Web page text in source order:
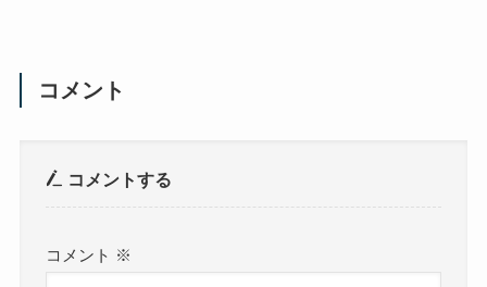
コメント
コメントする
コメント ※